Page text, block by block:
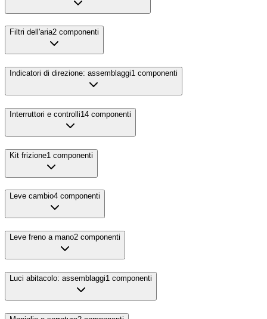
Filtri dell'aria2 componenti
Indicatori di direzione: assemblaggi1 componenti
Interruttori e controlli14 componenti
Kit frizione1 componenti
Leve cambio4 componenti
Leve freno a mano2 componenti
Luci abitacolo: assemblaggi1 componenti